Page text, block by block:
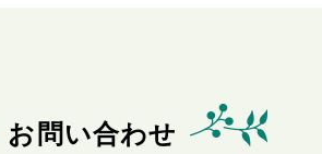
お問い合わせ